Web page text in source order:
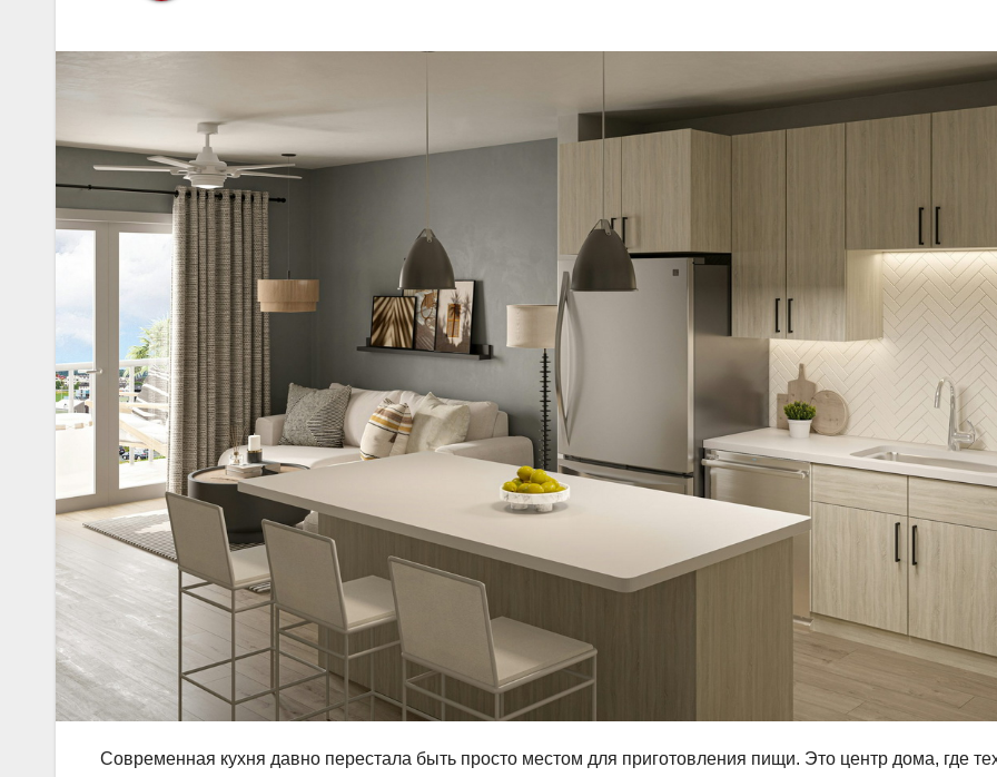
Современная кухня давно перестала быть просто местом для приготовления пищи. Это центр дома, где